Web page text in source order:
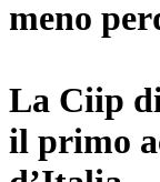
meno
La Ciip
il primo